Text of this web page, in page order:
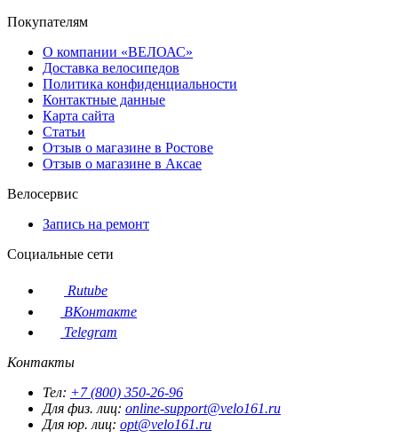
Покупателям
О компании «ВЕЛОАС»
Доставка велосипедов
Политика конфиденциальности
Контактные данные
Карта сайта
Статьи
Отзыв о магазине в Ростове
Отзыв о магазине в Аксае
Велосервис
Запись на ремонт
Социальные сети
Rutube
ВКонтакте
Telegram
Контакты
Тел: +7 (800) 350-26-96
Для физ. лиц: online-support@velo161.ru
Для юр. лиц: opt@velo161.ru